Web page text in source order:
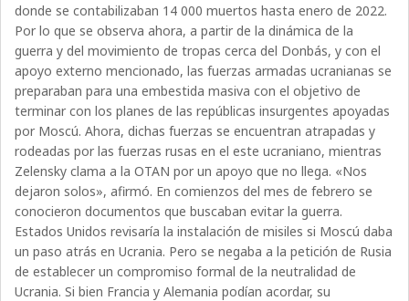
donde se contabilizaban 14 000 muertos hasta enero de 2022.
Por lo que se observa ahora, a partir de la dinámica de la
guerra y del movimiento de tropas cerca del Donbás, y con el
apoyo externo mencionado, las fuerzas armadas ucranianas se
preparaban para una embestida masiva con el objetivo de
terminar con los planes de las repúblicas insurgentes apoyadas
por Moscú. Ahora, dichas fuerzas se encuentran atrapadas y
rodeadas por las fuerzas rusas en el este ucraniano, mientras
Zelensky clama a la OTAN por un apoyo que no llega. «Nos
dejaron solos», afirmó. En comienzos del mes de febrero se
conocieron documentos que buscaban evitar la guerra.
Estados Unidos revisaría la instalación de misiles si Moscú daba
un paso atrás en Ucrania. Pero se negaba a la petición de Rusia
de establecer un compromiso formal de la neutralidad de
Ucrania. Si bien Francia y Alemania podían acordar, su